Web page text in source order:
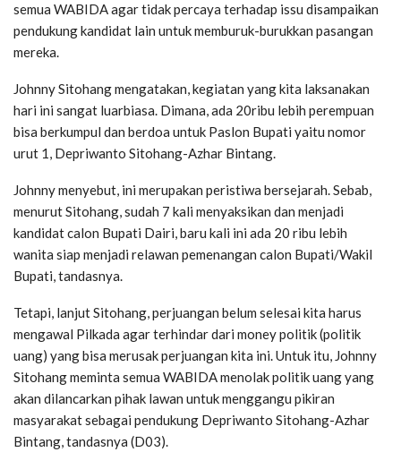
semua WABIDA agar tidak percaya terhadap issu disampaikan
pendukung kandidat lain untuk memburuk-burukkan pasangan
mereka.
Johnny Sitohang mengatakan, kegiatan yang kita laksanakan
hari ini sangat luarbiasa. Dimana, ada 20ribu lebih perempuan
bisa berkumpul dan berdoa untuk Paslon Bupati yaitu nomor
urut 1, Depriwanto Sitohang-Azhar Bintang.
Johnny menyebut, ini merupakan peristiwa bersejarah. Sebab,
menurut Sitohang, sudah 7 kali menyaksikan dan menjadi
kandidat calon Bupati Dairi, baru kali ini ada 20 ribu lebih
wanita siap menjadi relawan pemenangan calon Bupati/Wakil
Bupati, tandasnya.
Tetapi, lanjut Sitohang, perjuangan belum selesai kita harus
mengawal Pilkada agar terhindar dari money politik (politik
uang) yang bisa merusak perjuangan kita ini. Untuk itu, Johnny
Sitohang meminta semua WABIDA menolak politik uang yang
akan dilancarkan pihak lawan untuk menggangu pikiran
masyarakat sebagai pendukung Depriwanto Sitohang-Azhar
Bintang, tandasnya (D03).